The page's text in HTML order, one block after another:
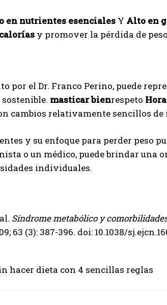
en nutrientes esenciales Y Alto en
y promover la pérdida de
por el Dr. Franco Perino, puede
masticar bienrespeto
cambios relativamente sencillos
y su enfoque para perder peso
o un médico, puede brindar una
individuales.
Síndrome metabólico y
63 (3): 387-396. doi: 10.1038/
hacer dieta con 4 sencillas reglas